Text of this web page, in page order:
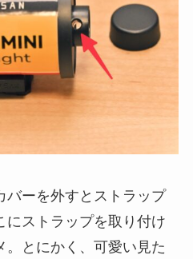
バーを外すとストラップ
にストラップを取り付け
。とにかく、可愛い見た